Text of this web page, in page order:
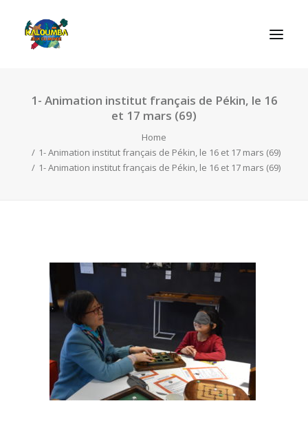
HOME
OUR SERVICES
SEARCH
1- Animation institut français de Pékin, le 16
et 17 mars (69)
Home
1- Animation institut français de Pékin, le 16 et 17 mars (69)
1- Animation institut français de Pékin, le 16 et 17 mars (69)